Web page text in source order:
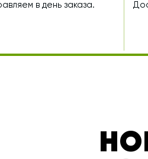
в день заказа.